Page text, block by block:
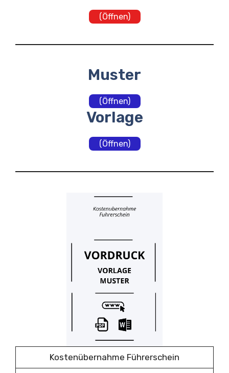
(Öffnen)
Muster
(Öffnen)
Vorlage
(Öffnen)
Kostenübernahme Führerschein